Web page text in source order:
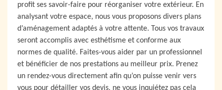
profit ses savoir-faire pour réorganiser votre extérieur. En
analysant votre espace, nous vous proposons divers plans
d’aménagement adaptés à votre attente. Tous vos travaux
seront accomplis avec esthétisme et conforme aux
normes de qualité. Faites-vous aider par un professionnel
et bénéficier de nos prestations au meilleur prix. Prenez
un rendez-vous directement afin qu’on puisse venir vers
vous pour détailler vos devis, ne vous inquiétez pas cela